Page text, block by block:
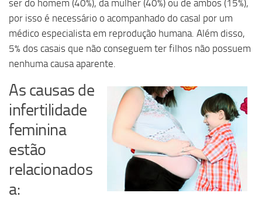
ser do homem (40%), da mulher (40%) ou de ambos (15%),
por isso é necessário o acompanhado do casal por um
médico especialista em reprodução humana. Além disso,
5% dos casais que não conseguem ter filhos não possuem
nenhuma causa aparente.
As causas de
infertilidade
feminina
estão
relacionados
a: